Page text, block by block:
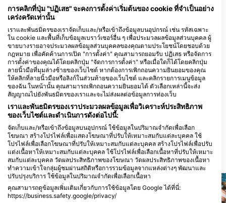
Edif.do Clube Naval de Sesimbra,
Clube Naval de Cascais
Esplanada Príncipe Dom
Luís Filipe, 2750-411
Cascais, PO14 - โปรตุเกส
ESCOLA DE MERGULHO DE LISBOA
Av. João Paulo II, 29, 2970-
002 Sesimbra, PO19 -
โปรตุเกส
Sesimbra Diving
Rua Catarina Eufémia lote 6
2845-232 Amora, 2845-232
Amora, PO19 - โปรตุเกส
AV.MARGINAL
2765-079
- โปรตุเกส
CNOCA
Base Naval de
Alfeite, 2810-001
PO19 - โปรตุเกส
RUA EDUARDO
MONDELANE
2835-116 BAIXA DA
BANHEIRA, PO19 -
โปรตุเกส
สถานที่ดำน้ำ
การคลิกที่ปุ่ม "ปฏิเสธ" จะคงการตั้งค่าเริ่มต้นของ cookie ที่จำเป็นอย่าง
เคร่งครัดเท่านั้น
เราและพันธมิตรของเราจัดเก็บและ/หรือเข้าถึงข้อมูลบนอุปกรณ์ เช่น รหัสเฉพาะ
ใน cookie และพื้นที่เก็บข้อมูลเบราว์เซอร์อื่น ๆ เพื่อประมวลผลข้อมูลส่วนบุคคล ผู้
ขายบางรายอาจประมวลผลข้อมูลส่วนบุคคลของคุณตามประโยชน์โดยชอบด้วย
กฎหมาย เพื่อคัดค้านการเปิด "การตั้งค่า" คุณสามารถยอมรับ ปฏิเสธ หรือจัดการ
การตั้งค่าของคุณได้โดยคลิกปุ่ม "จัดการการตั้งค่า" หรือเมื่อใดก็ได้โดยคลิกปุ่ม
ลายนิ้วมือที่มุมล่างซ้ายของเว็บไซต์ หากต้องการเพิกถอนความยินยอมของคุณ
ให้คลิกที่ลายนิ้วมือหรือลิงก์ในส่วนท้ายของเว็บไซต์ และคลิกรายการเมนูข้อมูล
ของฉัน ในหน้านั้น คุณสามารถเพิกถอนความยินยอมได้ ตัวเลือกเหล่านี้จะส่ง
สัญญาณไปยังพันธมิตรของเราและจะไม่ส่งผลต่อข้อมูลการท่องเว็บ
เราและพันธมิตรของเราประมวลผลข้อมูลเพื่อวิเคราะห์ประสิทธิภาพ
ของเว็บไซต์และดำเนินการดังต่อไปนี้:
จัดเก็บและ/หรือเข้าถึงข้อมูลบนอุปกรณ์ ใช้ข้อมูลในปริมาณจำกัดเพื่อเลือก
โฆษณา สร้างโปรไฟล์เพื่อแสดงโฆษณาที่ปรับให้เหมาะสมกับแต่ละบุคคล ใช้
โปรไฟล์เพื่อเลือกโฆษณาที่ปรับให้เหมาะสมกับแต่ละบุคคล สร้างโปรไฟล์เพื่อปรับ
แต่งเนื้อหาให้เหมาะสมกับแต่ละบุคคล ใช้โปรไฟล์เพื่อเลือกเนื้อหาที่ปรับให้เหมาะ
สมกับแต่ละบุคคล วัดผลประสิทธิภาพของโฆษณา วัดผลประสิทธิภาพของเนื้อหา
ทำความเข้าใจกลุ่มผู้ชมผ่านสถิติหรือการรวมข้อมูลจากแหล่งต่างๆ พัฒนาและ
ปรับปรุงบริการ ใช้ข้อมูลในปริมาณจำกัดเพื่อเลือกเนื้อหา
คุณสามารถดูข้อมูลเพิ่มเติมเกี่ยวกับการใช้ข้อมูลโดย Google ได้ที่นี่:
https://business.safety.google/privacy/